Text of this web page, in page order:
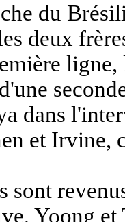
du
deux
dans
et Irvine,
sont
Yoong